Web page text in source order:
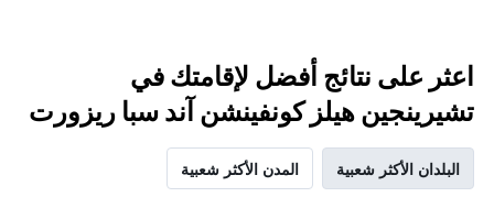
اعثر على نتائج أفضل لإقامتك في
تشيرينجين هيلز كونفينشن آند سبا ريزورت
البلدان الأكثر شعبية المدن الأكثر شعبية